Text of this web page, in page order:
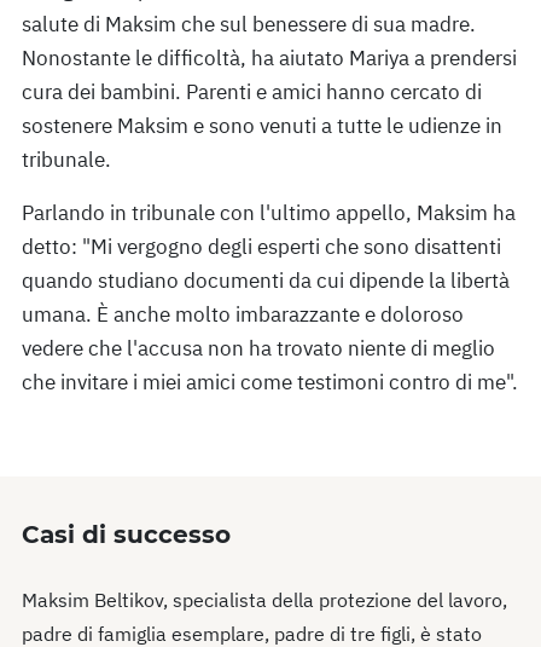
salute di Maksim che sul benessere di sua madre.
Nonostante le difficoltà, ha aiutato Mariya a prendersi
cura dei bambini. Parenti e amici hanno cercato di
sostenere Maksim e sono venuti a tutte le udienze in
tribunale.
Parlando in tribunale con l'ultimo appello, Maksim ha
detto: "Mi vergogno degli esperti che sono disattenti
quando studiano documenti da cui dipende la libertà
umana. È anche molto imbarazzante e doloroso
vedere che l'accusa non ha trovato niente di meglio
che invitare i miei amici come testimoni contro di me".
Casi di successo
Maksim Beltikov, specialista della protezione del lavoro,
padre di famiglia esemplare, padre di tre figli, è stato